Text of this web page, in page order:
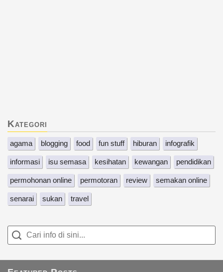
Kategori
agama blogging food fun stuff hiburan infografik
informasi isu semasa kesihatan kewangan pendidikan
permohonan online permotoran review semakan online
senarai sukan travel